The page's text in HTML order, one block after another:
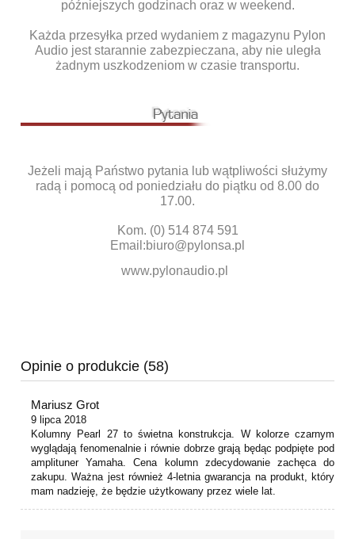
późniejszych godzinach oraz w weekend.
Każda przesyłka przed wydaniem z magazynu Pylon
Audio jest starannie zabezpieczana, aby nie uległa
żadnym uszkodzeniom w czasie transportu.
Jeżeli mają Państwo pytania lub wątpliwości służymy
radą i pomocą od poniedziału do piątku od 8.00 do
17.00.
Kom. (0) 514 874 591
Email:biuro@pylonsa.pl
www.pylonaudio.pl
Opinie o produkcie (58)
Mariusz Grot
9 lipca 2018
Kolumny Pearl 27 to świetna konstrukcja. W kolorze czarnym
wyglądają fenomenalnie i równie dobrze grają będąc podpięte pod
amplituner Yamaha. Cena kolumn zdecydowanie zachęca do
zakupu. Ważna jest również 4-letnia gwarancja na produkt, który
mam nadzieję, że będzie użytkowany przez wiele lat.